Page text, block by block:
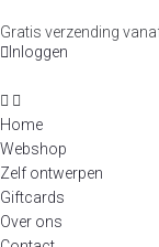
Gratis verzending
Inloggen
Home
Webshop
Zelf ontwerpen
Giftcards
Over ons